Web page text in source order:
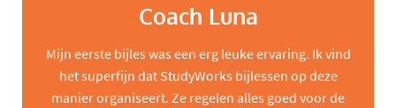
Coach Luna
Mijn eerste bijles was een erg leuke ervaring. Ik vind
het superfijn dat StudyWorks bijlessen op deze
manier organiseert. Ze regelen alles goed voor de